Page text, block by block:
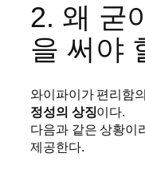
2. 왜 굳
을 써야
와이파이가 편리함
정성의 상징이다.
다음과 같은 상황이
제공한다.